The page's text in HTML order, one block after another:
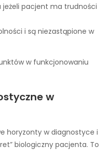
jeżeli pacjent ma trudności
i są niezastąpione w
w funkcjonowaniu
w
horyzonty w diagnostyce i
biologiczny pacjenta. To